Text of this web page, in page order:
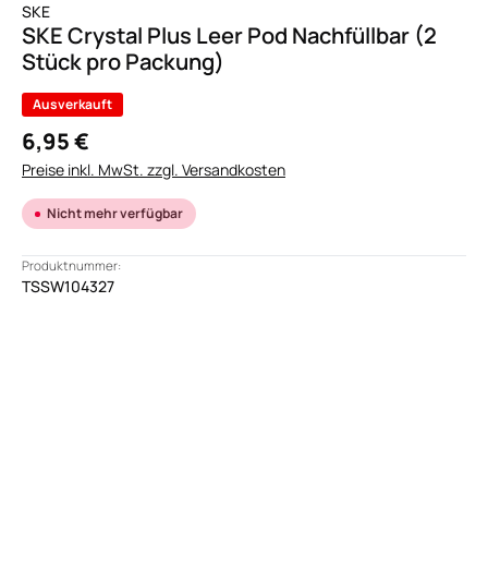
SKE
SKE Crystal Plus Leer Pod Nachfüllbar (2
Stück pro Packung)
Ausverkauft
6,95 €
Preise inkl. MwSt. zzgl. Versandkosten
Nicht mehr verfügbar
Produktnummer:
TSSW104327